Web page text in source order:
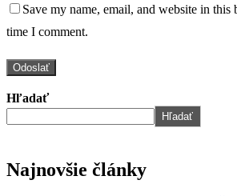
Save my name, email, and website in this
time I comment.
Hľadať
Hľadať
Najnovšie články